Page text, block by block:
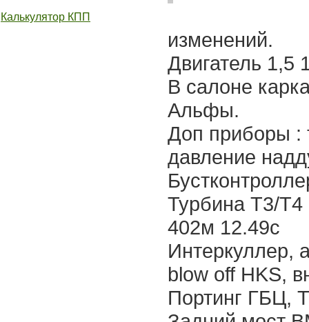
Калькулятор КПП
изменений.
Двигатель 1,5
В салоне
Альфы.
Доп приборы :
давление
Турбина Т3/Т4
402м 12.49с
Интеркуллер,
blow off HKS,
Портинг ГБЦ,